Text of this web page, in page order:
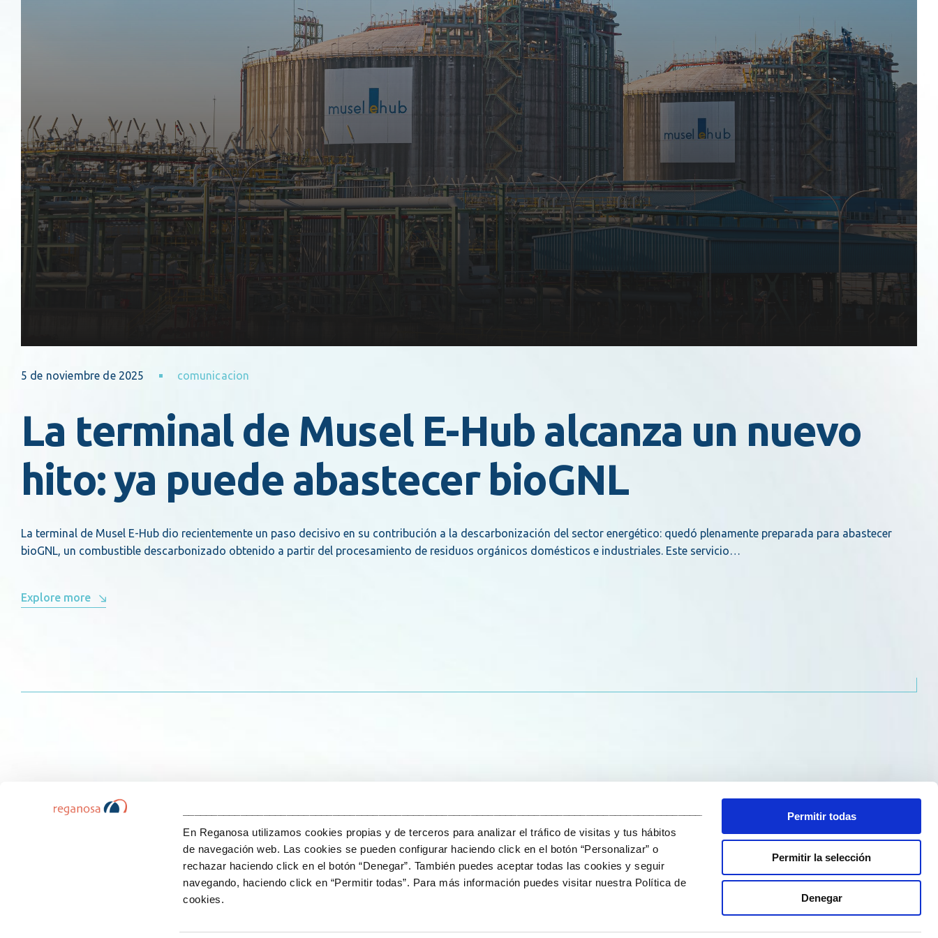
___________________________________________________________________________________________________________
En Reganosa utilizamos cookies propias y de terceros para analizar el tráfico de visitas y tus hábitos
de navegación web. Las cookies se pueden configurar haciendo click en el botón “Personalizar” o
rechazar haciendo click en el botón “Denegar”. También puedes aceptar todas las cookies y seguir
navegando, haciendo click en “Permitir todas”. Para más información puedes visitar nuestra Política de
cookies.
Permitir todas
Permitir la selección
Denegar
5 de noviembre de 2025 comunicacion
La terminal de Musel E-Hub alcanza un nuevo
hito: ya puede abastecer bioGNL
La terminal de Musel E-Hub dio recientemente un paso decisivo en su contribución a la descarbonización del sector energético: quedó plenamente preparada para abastecer
bioGNL, un combustible descarbonizado obtenido a partir del procesamiento de residuos orgánicos domésticos e industriales. Este servicio…
Explore more
Aviso legal Política de privacidad Política de cookies Canal de comunicación